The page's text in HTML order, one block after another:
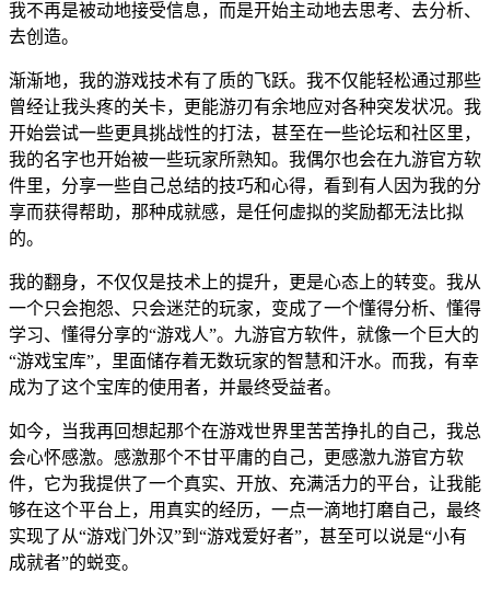
我不再是被动地接受信息，而是开始主动地去思考、去分析、
去创造。
渐渐地，我的游戏技术有了质的飞跃。我不仅能轻松通过那些
曾经让我头疼的关卡，更能游刃有余地应对各种突发状况。我
开始尝试一些更具挑战性的打法，甚至在一些论坛和社区里，
我的名字也开始被一些玩家所熟知。我偶尔也会在九游官方软
件里，分享一些自己总结的技巧和心得，看到有人因为我的分
享而获得帮助，那种成就感，是任何虚拟的奖励都无法比拟
的。
我的翻身，不仅仅是技术上的提升，更是心态上的转变。我从
一个只会抱怨、只会迷茫的玩家，变成了一个懂得分析、懂得
学习、懂得分享的“游戏人”。九游官方软件，就像一个巨大的
“游戏宝库”，里面储存着无数玩家的智慧和汗水。而我，有幸
成为了这个宝库的使用者，并最终受益者。
如今，当我再回想起那个在游戏世界里苦苦挣扎的自己，我总
会心怀感激。感激那个不甘平庸的自己，更感激九游官方软
件，它为我提供了一个真实、开放、充满活力的平台，让我能
够在这个平台上，用真实的经历，一点一滴地打磨自己，最终
实现了从“游戏门外汉”到“游戏爱好者”，甚至可以说是“小有
成就者”的蜕变。